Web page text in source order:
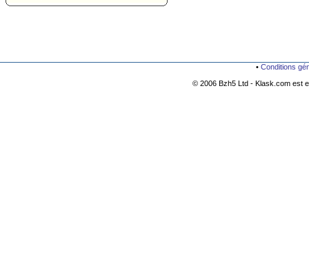
• Conditions
© 2006 Bzh5 Ltd - Klask.com est